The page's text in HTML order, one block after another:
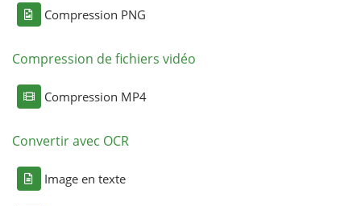
Compression PNG
Compression de fichiers vidéo
Compression MP4
Convertir avec OCR
Image en texte